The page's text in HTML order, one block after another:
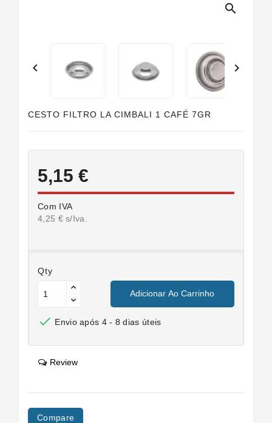
search
 
CESTO FILTRO LA CIMBALI 1 CAFÉ 7GR
5,15 €
Com IVA
4,25 € s/Iva.
Qty
Adicionar Ao Carrinho
 Envio após 4 - 8 dias úteis
Review
Compare